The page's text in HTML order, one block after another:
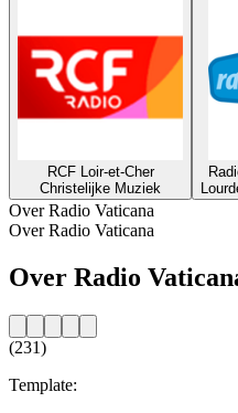
RCF Loir-et-Cher
Christelijke Muziek
Over Radio Vaticana
Over Radio Vaticana
Over Radio
(231)
Template: